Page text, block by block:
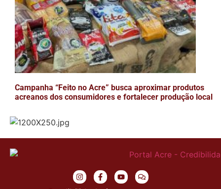
Campanha “Feito no Acre” busca aproximar produtos
acreanos dos consumidores e fortalecer produção local